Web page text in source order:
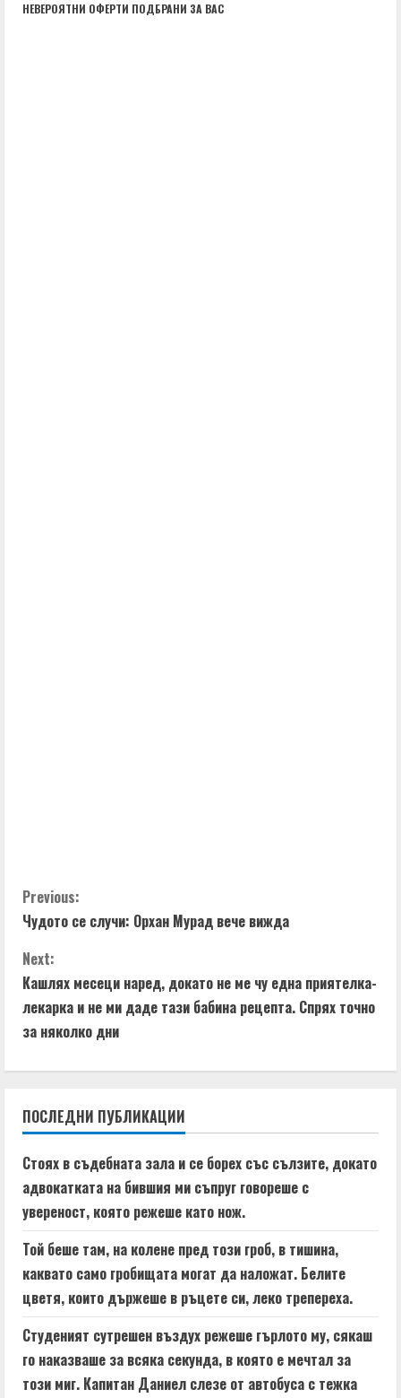
НЕВЕРОЯТНИ ОФЕРТИ ПОДБРАНИ ЗА ВАС
C
o
n
t
u
e
R
e
a
d
i
Previous:
Чудото се случи: Орхан Мурад вече вижда
Next:
Кашлях месеци наред, докато не ме чу една приятелка-
лекарка и не ми даде тази бабина рецепта. Спрях точно
за няколко дни
ПОСЛЕДНИ ПУБЛИКАЦИИ
Стоях в съдебната зала и се борех със сълзите, докато
адвокатката на бившия ми съпруг говореше с
увереност, която режеше като нож.
Той беше там, на колене пред този гроб, в тишина,
каквато само гробищата могат да наложат. Белите
цветя, които държеше в ръцете си, леко трепереха.
Студеният сутрешен въздух режеше гърлото му, сякаш
го наказваше за всяка секунда, в която е мечтал за
този миг. Капитан Даниел слезе от автобуса с тежка